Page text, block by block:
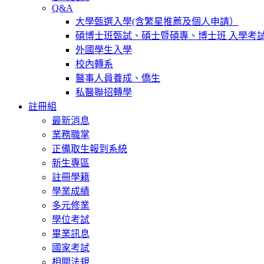
Q&A
大學甄選入學(含繁星推薦及個人申請）
碩博士班甄試、碩士暨碩專、博士班 入學考
外國學生入學
校內轉系
醫事人員養成、僑生
私醫聯招轉學
註冊組
最新消息
業務職掌
正備取生報到系統
新生專區
註冊學籍
學業成績
多元修業
學位考試
畢業訊息
國家考試
相關法規